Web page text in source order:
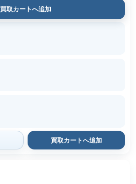
買取カートへ追加
買取カートへ追加